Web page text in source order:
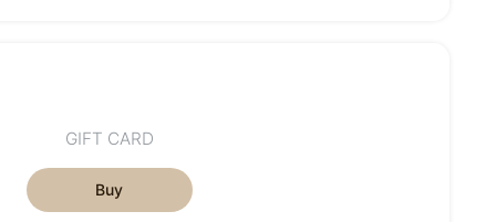
GIFT CARD
Buy